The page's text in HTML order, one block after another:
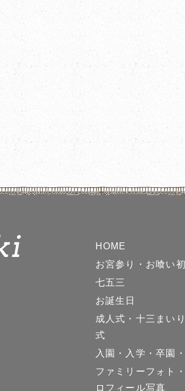
HOME
お宮参り・お喰い
七五三
お誕生日
成人式・十三まい
式
入園・入学・卒園
ファミリーフォト
ロフィール写真